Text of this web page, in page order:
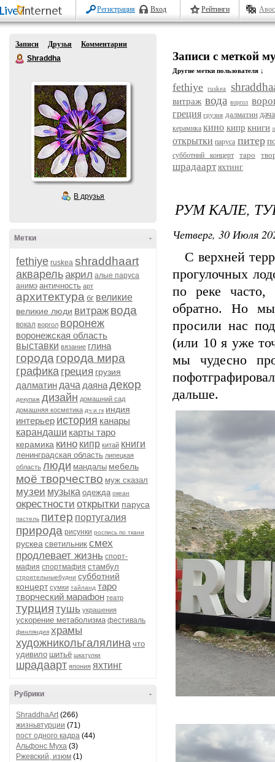
Регистрация Вход Рейтинги
Записи Друзья
Комментарии
Shraddha
В друзья
-
Метки
fethiye ruskea shraddhaart
акварельакрил алые паруса
анимэ античность арт
архитектура бг великие
великие люди витраж вода
вокал воргол воронеж
воронежская область
выставки вязание глина
города города мира
графика греция грузия
далматин дача даянадекор
декупаж дизайн домашний сад
домашняя косметика дч и гк индия
интерьер история канары
карандаши карты таро
керамика кино кипр китай книги
ленинградская область липецкая
область люди мандалы мебель
моё творчество муж сказал
музеи музыка одежда океан
окрестности открытки паруса
пастель питер португалия
природа рисунки роспись по ткани
рускеа светильник смех
продлевает жизнь спорт-
мафия спортмафия стамбул
строительныебудни субботний
концерт сумки тайланд таро
творческий марафон театр
турция тушь украшения
ускорение метаболизма фестиваль
финляндия храмы
художникольгалялина что
удивило шитьё шкатулки
шрадаарт япония яхтинг
-
Рубрики
ShraddhaArt(266)
жизньвтурции (71)
пост одного кадра (44)
Альфонс Муха (3)
Ржевский, изюм (1)
Записи с меткой
Другие метки пользователя ↓
fethiye ruskea
витраж вода воргол
греция грузия далматин дача
керамика кино кипр книги
открытки паруса питер
субботний концерт таро
шрадаарт яхтинг
РУМ КАЛЕ,
Четверг, 30 Июля
С верхней
прогулочных
по реке часто,
обратно. Но
просили нас
(или 10 я уже
мы чудесно
дальше.